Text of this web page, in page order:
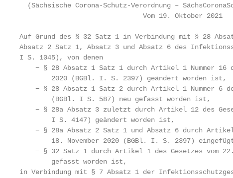
(Sächsische Corona-Schutz-Verordnung –
                               Vom 19. Oktober 2021
Auf Grund des § 32 Satz 1 in Verbindung mit § 28
Absatz 2 Satz 1, Absatz 3 und Absatz 6 des
I S. 1045), von denen
− § 28 Absatz 1 Satz 1 durch Artikel 1 Nummer 16
        2020 (BGBl. I. S. 2397) geändert worden ist,
− § 28 Absatz 1 Satz 2 durch Artikel 1 Nummer 6
        (BGBl. I S. 587) neu gefasst worden ist,
− § 28a Absatz 3 zuletzt durch Artikel 12 des
        I S. 4147) geändert worden ist,
− § 28a Absatz 2 Satz 1 und Absatz 6 durch
18. November 2020 (BGBl. I. S. 2397)
− § 32 Satz 1 durch Artikel 1 des Gesetzes vom
        gefasst worden ist,
in Verbindung mit § 7 Absatz 1 der